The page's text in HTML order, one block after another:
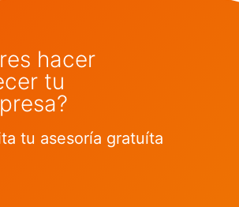
hacer
tu
tu asesoría gratuíta